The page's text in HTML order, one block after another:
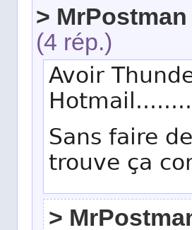
> MrPostman
(4 rép.)
Avoir
Sans faire
trouve ça
>